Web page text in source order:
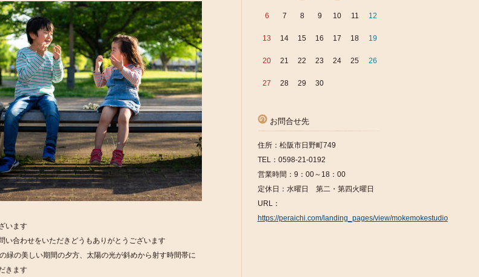
います
い合わせをいただきどうもありがとうございます
緑の美しい期間の夕方、太陽の光が斜めから射す時間帯に
きます
6 7 8 9 10 11 12
13 14 15 16 17 18 19
20 21 22 23 24 25 26
27 28 29 30
お問合せ先
住所：松阪市日野町749
TEL：0598-21-0192
営業時間：9：00～18：00
定休日：水曜日 第二・第四火曜日
URL：
https://peraichi.com/landing_pages/view/mokemokestudio